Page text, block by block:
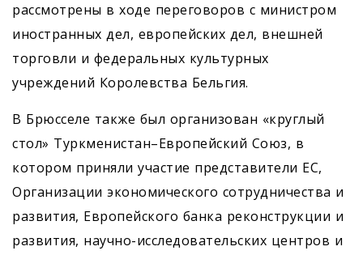
рассмотрены в ходе переговоров с министром
иностранных дел, европейских дел, внешней
торговли и федеральных культурных
учреждений Королевства Бельгия.
В Брюсселе также был организован «круглый
стол» Туркменистан–Европейский Союз, в
котором приняли участие представители ЕС,
Организации экономического сотрудничества и
развития, Европейского банка реконструкции и
развития, научно-исследовательских центров и